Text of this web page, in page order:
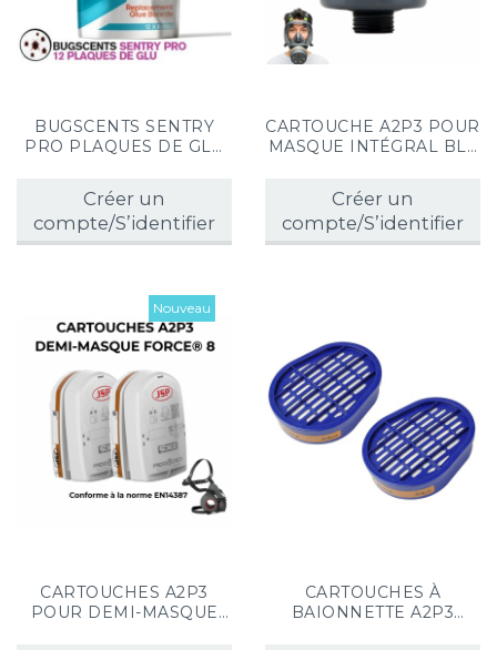
BUGSCENTS SENTRY
PRO PLAQUES DE GLU
Créer un
compte/S’identifier
CARTOUCHE A2P3 POUR
MASQUE INTÉGRAL BLS
Créer un
compte/S’identifier
Nouveau
CARTOUCHES A2P3
POUR DEMI-MASQUE
CARTOUCHES À
BAIONNETTE A2P3